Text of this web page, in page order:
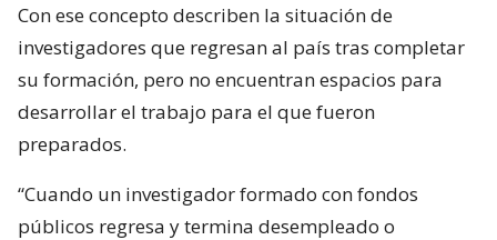
Con ese concepto describen la situación de
investigadores que regresan al país tras completar
su formación, pero no encuentran espacios para
desarrollar el trabajo para el que fueron
preparados.
“Cuando un investigador formado con fondos
públicos regresa y termina desempleado o